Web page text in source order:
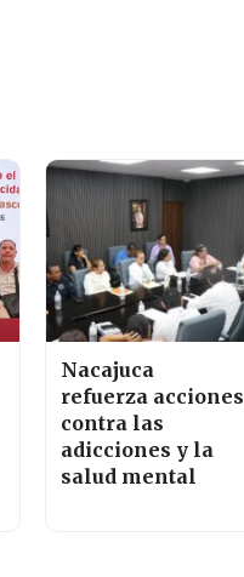
Nacajuca
refuerza acciones
contra las
adicciones y la
salud mental